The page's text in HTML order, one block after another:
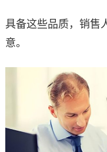
具备这些品质，销售
意。